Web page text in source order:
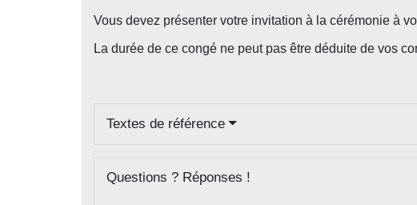
Vous devez présenter votre invitation à la cérémonie à
La durée de ce congé ne peut pas être déduite de vos
Textes de référence
Questions ? Réponses !